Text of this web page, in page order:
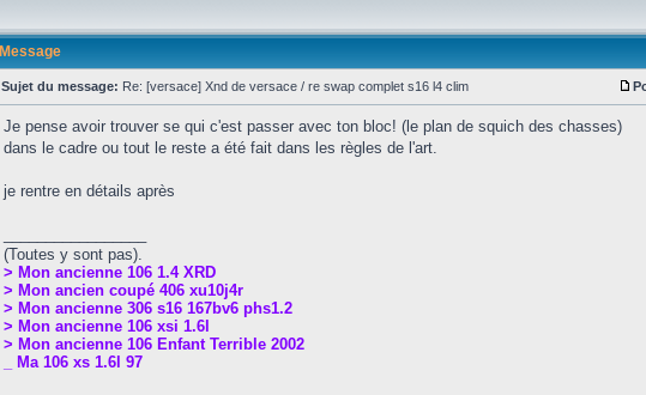
Message
Sujet du message: Re: [versace] Xnd de versace / re swap complet s16 l4 clim
Je pense avoir trouver se qui c'est passer avec ton bloc! (le plan de squich des chasses)
dans le cadre ou tout le reste a été fait dans les règles de l'art.
je rentre en détails après
(Toutes y sont pas).
> Mon ancienne 106 1.4 XRD
> Mon ancien coupé 406 xu10j4r
> Mon ancienne 306 s16 167bv6 phs1.2
> Mon ancienne 106 xsi 1.6l
> Mon ancienne 106 Enfant Terrible 2002
_ Ma 106 xs 1.6l 97